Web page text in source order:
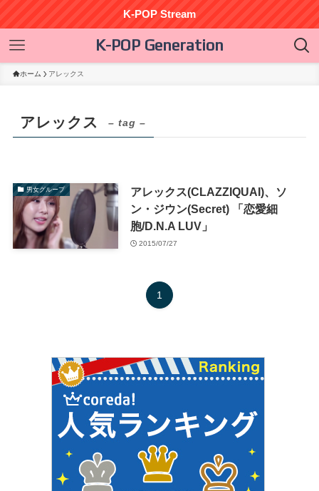
K-POP Stream
K-POP Generation
ホーム アレックス
アレックス – tag –
男女グループ
アレックス(CLAZZIQUAI)、ソ
ン・ジウン(Secret) 「恋愛細
胞/D.N.A LUV」
2015/07/27
1